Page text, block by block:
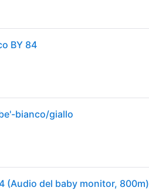
BY 84
bianco/giallo
(Audio del baby monitor, 800m)